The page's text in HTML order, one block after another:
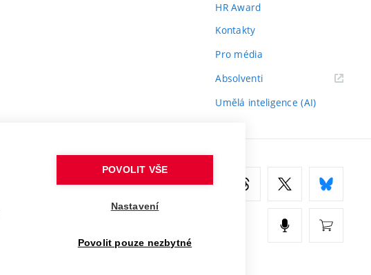
HR Award
Kontakty
Pro média
Absolventi(externí
Umělá inteligence (AI)
POVOLIT VŠE
Nastavení
Povolit pouze nezbytné